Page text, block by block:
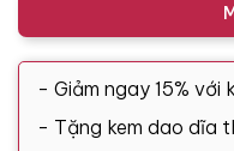
- Giảm ngay 15% với
- Tặng kem dao dĩa